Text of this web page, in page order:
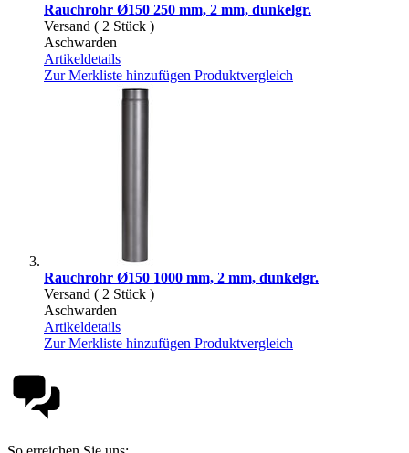
Rauchrohr Ø150 250 mm, 2 mm, dunkelgr.
Versand ( 2 Stück )
Aschwarden
Artikeldetails
Zur Merkliste hinzufügen Produktvergleich
Rauchrohr Ø150 1000 mm, 2 mm, dunkelgr.
Versand ( 2 Stück )
Aschwarden
Artikeldetails
Zur Merkliste hinzufügen Produktvergleich